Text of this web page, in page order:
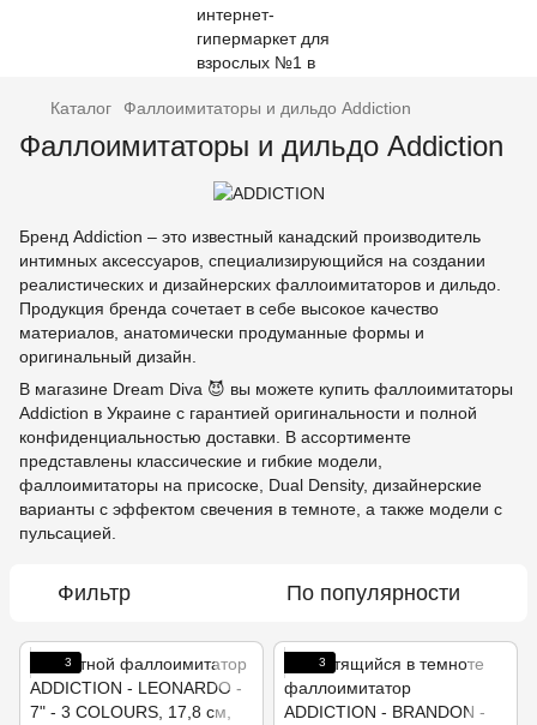
Каталог Фаллоимитаторы и дильдо Addiction
Фаллоимитаторы и дильдо Addiction
Бренд Addiction – это известный канадский производитель
интимных аксессуаров, специализирующийся на создании
реалистических и дизайнерских фаллоимитаторов и дильдо.
Продукция бренда сочетает в себе высокое качество
материалов, анатомически продуманные формы и
оригинальный дизайн.
В магазине Dream Diva 😈 вы можете купить фаллоимитаторы
Addiction в Украине с гарантией оригинальности и полной
конфиденциальностью доставки. В ассортименте
представлены классические и гибкие модели,
фаллоимитаторы на присоске, Dual Density, дизайнерские
варианты с эффектом свечения в темноте, а также модели с
пульсацией.
Фильтр По популярности
3 3